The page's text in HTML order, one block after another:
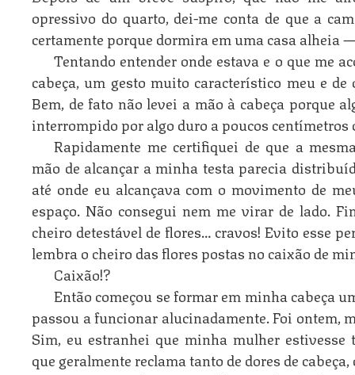
opressivo do quarto, dei-me conta de que a
certamente porque dormira em uma casa alheia
Tentando entender onde estava e o que me
cabeça, um gesto muito característico meu e
Bem, de fato não levei a mão à cabeça porque
interrompido por algo duro a poucos
Rapidamente me certifiquei de que a
mão de alcançar a minha testa parecia
até onde eu alcançava com o movimento de
espaço. Não consegui nem me virar de lado.
cheiro detestável de flores… cravos! Evito esse
lembra o cheiro das flores postas no caixão de
Caixão!?
Então começou se formar em minha cabeça
passou a funcionar alucinadamente. Foi ontem,
Sim, eu estranhei que minha mulher estivesse
que geralmente reclama tanto de dores de